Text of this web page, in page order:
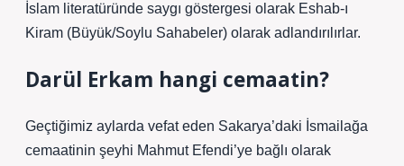
İslam literatüründe saygı göstergesi olarak Eshab-ı
Kiram (Büyük/Soylu Sahabeler) olarak adlandırılırlar.
Darül Erkam hangi cemaatin?
Geçtiğimiz aylarda vefat eden Sakarya’daki İsmailağa
cemaatinin şeyhi Mahmut Efendi’ye bağlı olarak